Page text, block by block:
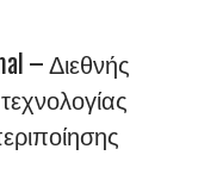
– Διεθνής